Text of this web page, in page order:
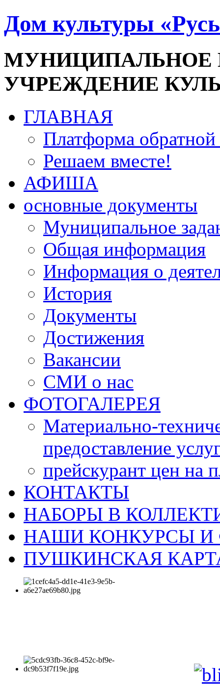
Дом культуры
УЧРЕЖДЕНИЕ
ГЛАВНАЯ
Платформа обратной
Решаем вместе!
АФИША
основные документы
Муниципальное
Общая информация
Информация о
История
Документы
Достижения
Вакансии
СМИ о нас
ФОТОГАЛЕРЕЯ
Материально-
предоставление
прейскурант цен на
КОНТАКТЫ
НАБОРЫ В
НАШИ КОНКУРСЫ И
ПУШКИНСКАЯ